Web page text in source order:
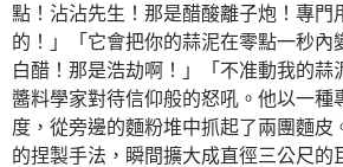
點！沾沾先生！那是醋酸離子炮！專門
的！」「它會把你的蒜泥在零點一秒內
白醋！那是浩劫啊！」「不准動我的蒜
醬料學家對待信仰般的怒吼。他以一種
度，從旁邊的麵粉堆中抓起了兩團麵皮
的捏製手法，瞬間擴大成直徑三公尺的